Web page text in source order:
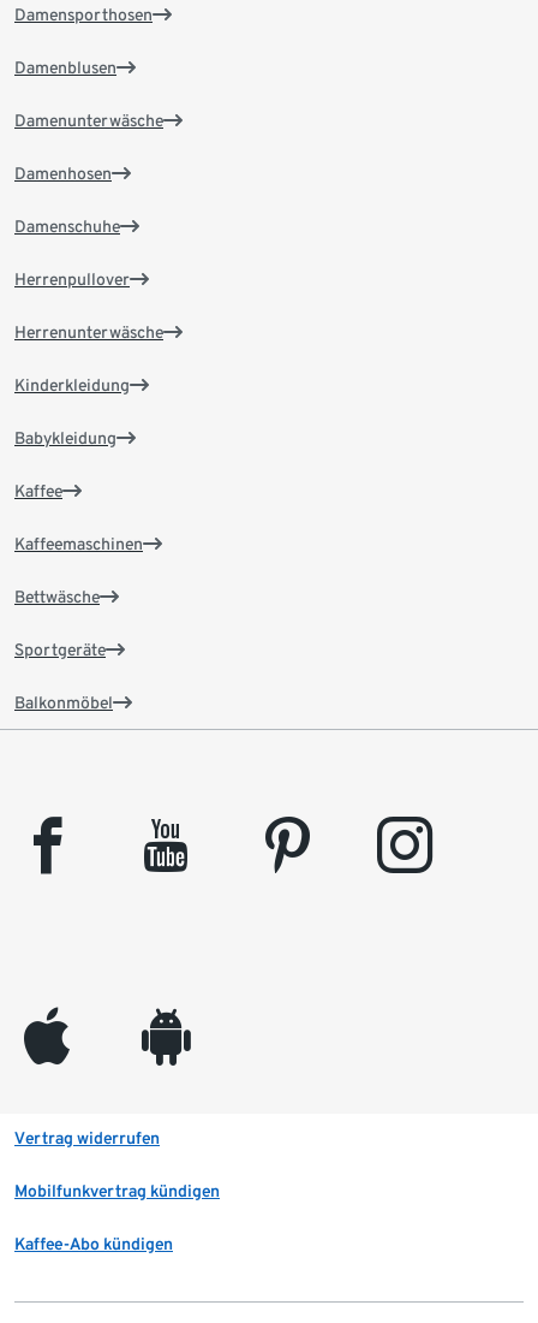
Damensporthosen
Damenblusen
Damenunterwäsche
Damenhosen
Damenschuhe
Herrenpullover
Herrenunterwäsche
Kinderkleidung
Babykleidung
Kaffee
Kaffeemaschinen
Bettwäsche
Sportgeräte
Balkonmöbel
facebook youtube pinterest instagram
appleinc android
Vertrag widerrufen
Mobilfunkvertrag kündigen
Kaffee-Abo kündigen